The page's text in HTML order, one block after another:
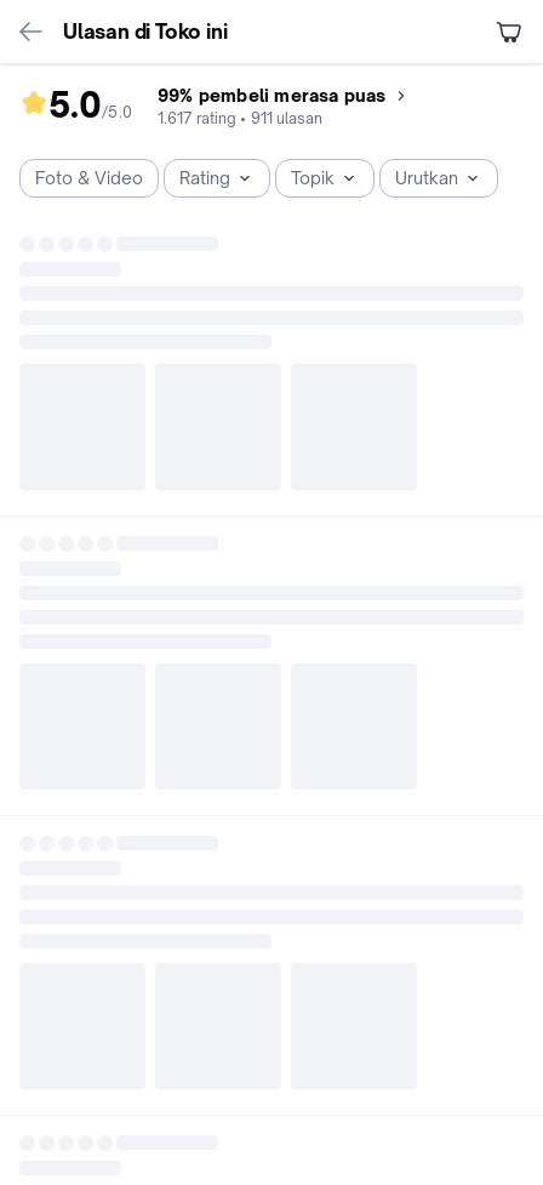
Ulasan di Toko ini
5.0/5.0
rating
5.0
dari
99% pembeli merasa puas
1.617 rating • 911 ulasan
Foto & Video Rating Topik Urutkan